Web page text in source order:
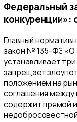
Федеральный
конкуренции»:
Главный
закон № 135-ФЗ «О
устанавливает
запрещает
положением на
соглашения между
содержит прямой